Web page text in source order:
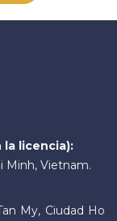
la licencia):
Minh, Vietnam.
My, Ciudad Ho